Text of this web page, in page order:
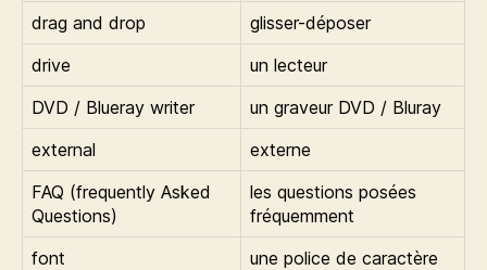
drag and drop
glisser-déposer
drive
un lecteur
DVD / Blueray writer
un graveur DVD / Bluray
external
externe
FAQ (frequently Asked
Questions)
les questions posées
fréquemment
font
une police de caractère